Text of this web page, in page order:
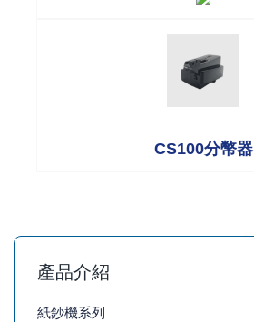
CS100分幣器
產品介紹
紙鈔機系列